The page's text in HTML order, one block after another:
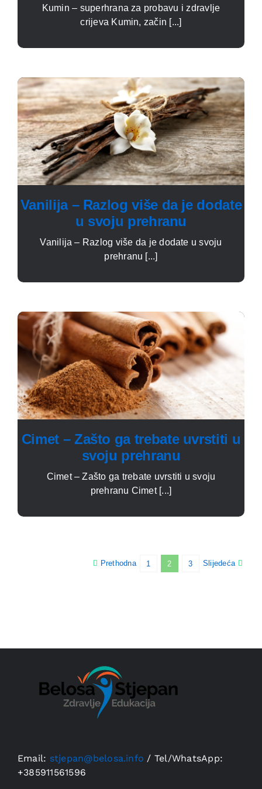
Kumin – superhrana za probavu i zdravlje
crijeva Kumin, začin [...]
Vanilija – Razlog više da je dodate
u svoju prehranu
Vanilija – Razlog više da je dodate u svoju
prehranu [...]
Cimet – Zašto ga trebate uvrstiti u
svoju prehranu
Cimet – Zašto ga trebate uvrstiti u svoju
prehranu Cimet [...]
Prethodna 1 2 3 Slijedeća
Email: stjepan@belosa.info / Tel/WhatsApp:
+385911561596